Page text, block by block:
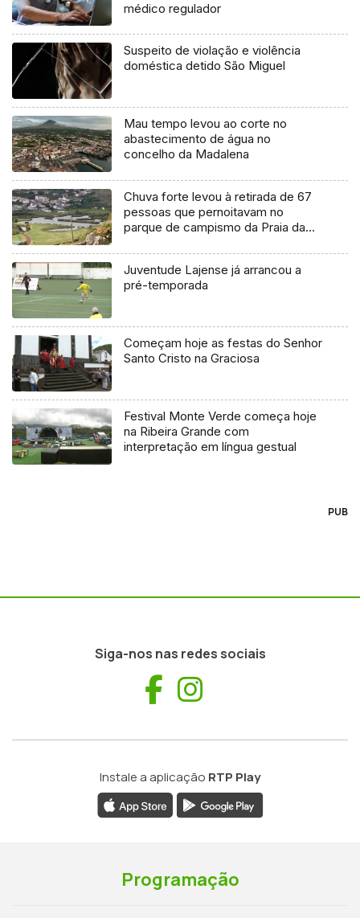
médico regulador
Suspeito de violação e violência
doméstica detido São Miguel
Mau tempo levou ao corte no
abastecimento de água no
concelho da Madalena
Chuva forte levou à retirada de 67
pessoas que pernoitavam no
parque de campismo da Praia da
Juventude Lajense já arrancou a
pré-temporada
Começam hoje as festas do Senhor
Santo Cristo na Graciosa
Festival Monte Verde começa hoje
na Ribeira Grande com
interpretação em língua gestual
PUB
Siga-nos nas redes sociais
Facebook
Instale a aplicação RTP Play
Programação